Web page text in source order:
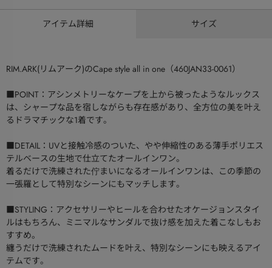
アイテム詳細 サイズ
RIM.ARK(リムアーク)のCape style all in one（460JAN33-0061）
■POINT：アシンメトリーなケープを上から被ったようなルックス
は、シャープな品を宿しながらも存在感があり、全方位の美を叶え
るドラマチックな1着です。
■DETAIL：UVと接触冷感のついた、やや伸縮性のある薄手ポリエス
テルベースの生地で仕立てたオールインワン。
着るだけで洗練された佇まいになるオールインワンは、この季節の
一張羅として特別なシーンにもマッチします。
■STYLING：アクセサリーやヒールを合わせたオケージョンスタイ
ルはもちろん、ミニマルなサンダルで抜け感を加えた着こなしもお
すすめ。
纏うだけで洗練されたムードを叶え、特別なシーンにも映えるアイ
テムです。